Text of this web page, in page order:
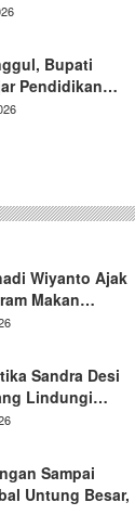
Bupati
Pendidikan…
Wiyanto Ajak
Makan…
Sandra Desi
Lindungi…
Sampai
Untung Besar,